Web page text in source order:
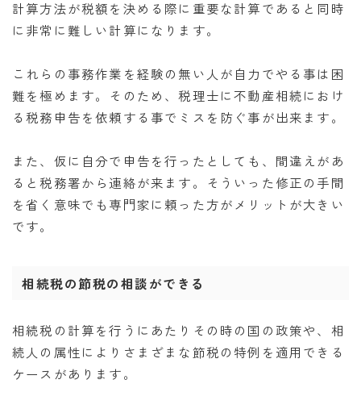
計算方法が税額を決める際に重要な計算であると同時
に非常に難しい計算になります。
これらの事務作業を経験の無い人が自力でやる事は困
難を極めます。そのため、税理士に不動産相続におけ
る税務申告を依頼する事でミスを防ぐ事が出来ます。
また、仮に自分で申告を行ったとしても、間違えがあ
ると税務署から連絡が来ます。そういった修正の手間
を省く意味でも専門家に頼った方がメリットが大きい
です。
相続税の節税の相談ができる
相続税の計算を行うにあたりその時の国の政策や、相
続人の属性によりさまざまな節税の特例を適用できる
ケースがあります。